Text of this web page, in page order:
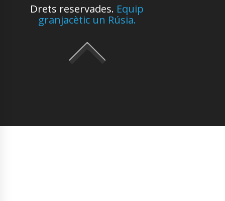
Drets reservades. Equip
granjacètic un Rúsia.